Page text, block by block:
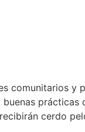
comunitarios
cerdo